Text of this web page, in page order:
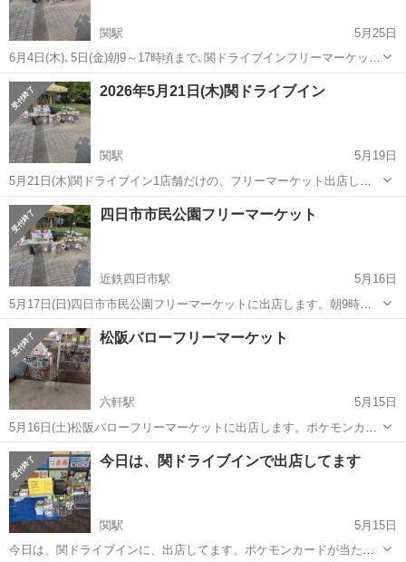
関駅
5月25日
6月4日(木)､5日(金)朝9～17時頃まで､関ドライブインフリーマーケット
します。1ブースだけ、募集します。1ブース2×2です。出店費1日、
1000円です。参加したい方は、早い目に連絡下さい。私の出店品は、
ポケモンカードや...
三重 亀山市 関駅 フリーマーケット ポケモンカード
2026年5月21日(木)関ドライブイン
関駅
5月19日
5月21日(木)関ドライブイン1店舗だけの、フリーマーケット出店しま
す。ポケモンカードやぬいぐるみやスクイーズや手作り品の販売と、
ポケモンカード等が当たるくじ引きを､出店します。お近くの方や関ド
ライブインに、来られる方、見に...
三重 亀山市 関駅 フリーマーケット ポケモンカード
四日市市民公園フリーマーケット
近鉄四日市駅
5月16日
5月17日(日)四日市市民公園フリーマーケットに出店します。朝9時頃
から15時頃まで出店します。ポケモンカードやぬいぐるみ等の販売で
す。お近くの方は、見に来て、買いに来て下さい。
三重 四日市市 近鉄四日市駅 フリーマーケット
ポケモンカード
松阪バローフリーマーケット
六軒駅
5月15日
5月16日(土)松阪バローフリーマーケットに出店します。ポケモンカー
ドやぬいぐるみ等の販売です。お近くの方、見に来て、買いに来て
ね。朝9時～15時まで
三重 松阪市 六軒駅 フリーマーケット バロー
今日は、関ドライブインで出店してます
関駅
5月15日
今日は、関ドライブインに、出店してます。ポケモンカードが当たる